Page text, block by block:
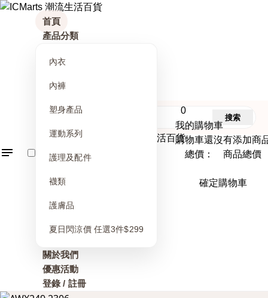
首頁
產品分類
內衣
內褲
塑身產品
運動系列
護理及配件
襪類
護膚品
夏日閃涼價 任選3件$299
關於我們
優惠活動
登錄 / 註冊
0
我的購物車
購物車還沒有添加商
總價： 商品總價
確定購物車
搜索